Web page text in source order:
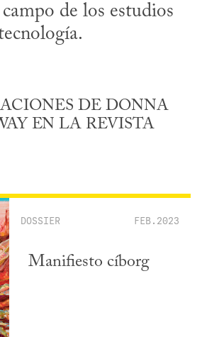
de los estudios
DE DONNA
EN LA REVISTA
DOSSIER FEB.2023
Manifiesto cíborg